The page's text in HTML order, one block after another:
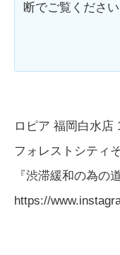
断でご覧ください
ロピア 福岡白水店
フォレストシティ
『渋滞緩和の為の
https://